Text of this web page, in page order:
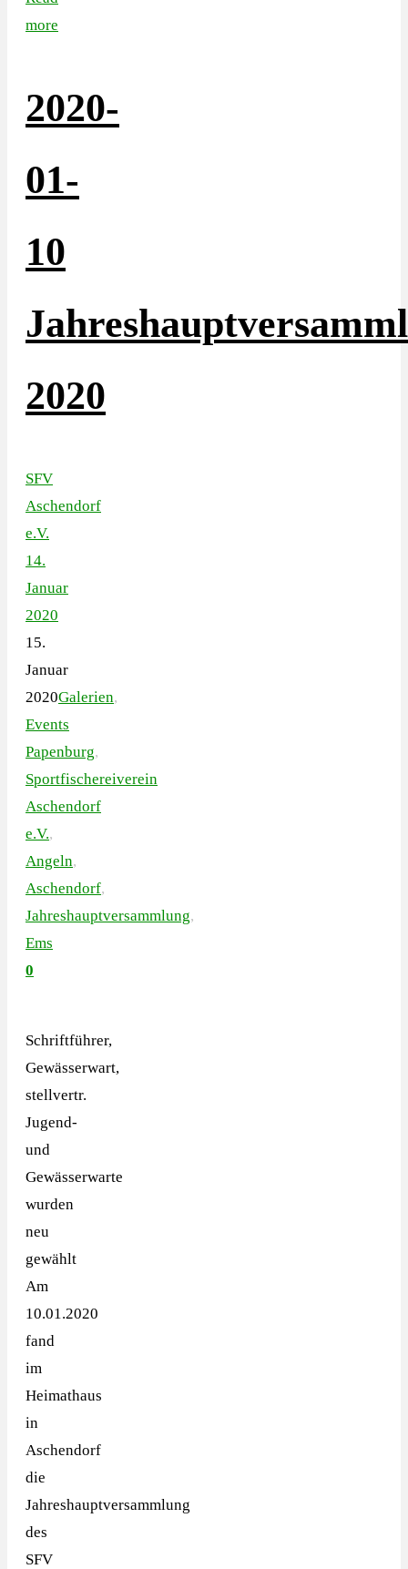
more
2020-
01-
10
2020
SFV
Aschendorf
e.V.
14.
Januar
2020
15.
Januar
2020Galerien,
Events
Papenburg,
Sportfischereiverein
Aschendorf
e.V.,
Angeln,
Aschendorf,
Jahreshauptversammlung,
Ems
0
Schriftführer,
Gewässerwart,
stellvertr.
Jugend-
und
Gewässerwarte
wurden
neu
gewählt
Am
10.01.2020
fand
im
Heimathaus
in
Aschendorf
die
Jahreshauptversammlung
des
SFV